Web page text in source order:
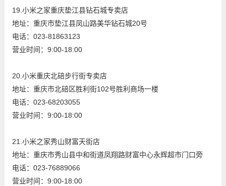
19.小米之家重庆垫江县钻石城专卖店
地址：重庆市垫江县凤山路美华钻石城20号
电话：023-81863123
营业时间：9:00-18:00
20.小米重庆北碚步行街专卖店
地址：重庆市北碚区胜利街102号胜利商场一楼
电话：023-68203055
营业时间：9:00-18:00
21.小米之家秀山财富天街店
地址：重庆市秀山县中和街道凤翔路财富中心永辉超市门口旁
电话：023-76889066
营业时间：9:00-18:00